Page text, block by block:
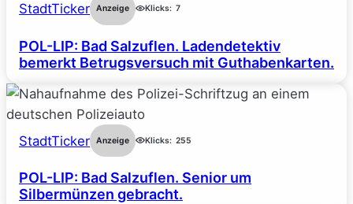
StadtTicker Anzeige Klicks: 7
POL-LIP: Bad Salzuflen. Ladendetektiv
bemerkt Betrugsversuch mit Guthabenkarten.
StadtTicker Anzeige Klicks: 255
POL-LIP: Bad Salzuflen. Senior um
Silbermünzen gebracht.